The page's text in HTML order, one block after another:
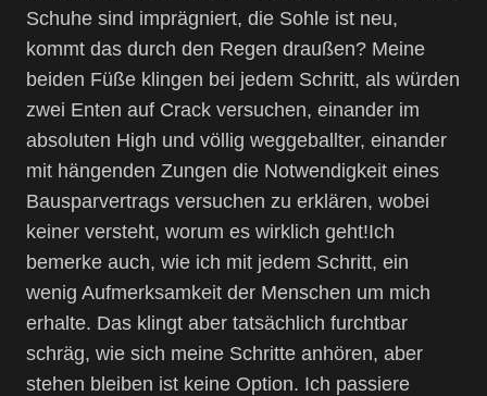
Schuhe sind imprägniert, die Sohle ist neu,
kommt das durch den Regen draußen? Meine
beiden Füße klingen bei jedem Schritt, als würden
zwei Enten auf Crack versuchen, einander im
absoluten High und völlig weggeballter, einander
mit hängenden Zungen die Notwendigkeit eines
Bausparvertrags versuchen zu erklären, wobei
keiner versteht, worum es wirklich geht!Ich
bemerke auch, wie ich mit jedem Schritt, ein
wenig Aufmerksamkeit der Menschen um mich
erhalte. Das klingt aber tatsächlich furchtbar
schräg, wie sich meine Schritte anhören, aber
stehen bleiben ist keine Option. Ich passiere